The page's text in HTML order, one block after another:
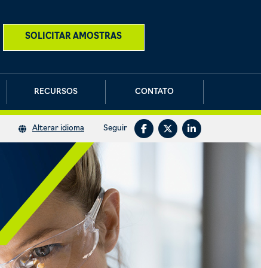
SOLICITAR AMOSTRAS
RECURSOS CONTATO
Alterar idioma Seguir